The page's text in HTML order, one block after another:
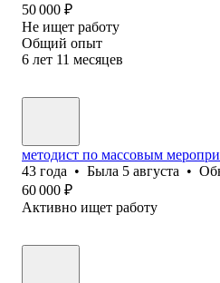
50 000 ₽
Не ищет работу
Общий опыт
6 лет 11 месяцев
методист по массовым
43 года • Была 5 августа •
60 000 ₽
Активно ищет работу